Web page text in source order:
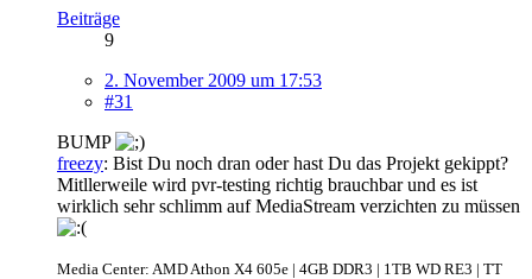
Beiträge
9
2. November 2009 um 17:53
#31
BUMP
freezy: Bist Du noch dran oder hast Du das Projekt gekippt?
Mitllerweile wird pvr-testing richtig brauchbar und es ist
wirklich sehr schlimm auf MediaStream verzichten zu müssen
Media Center: AMD Athon X4 605e | 4GB DDR3 | 1TB WD RE3 | TT